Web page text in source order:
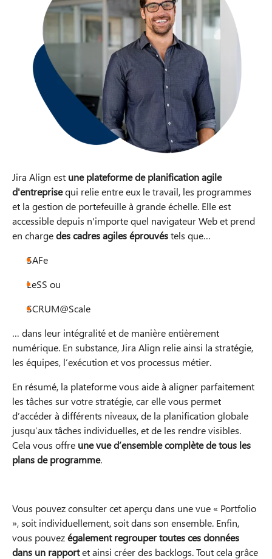
Jira Align est une plateforme de planification agile
d'entreprisequi relie entre eux le travail, les programmes
et la gestion de portefeuille à grande échelle. Elle est
accessible depuis n'importe quel navigateur Web et prend
en chargedes cadres agiles éprouvéstels que…
SAFe
LeSS ou
SCRUM@Scale
… dans leur intégralité et de manière entièrement
numérique. En substance, Jira Align relie ainsi la stratégie,
les équipes, l’exécution et vos processus métier.
En résumé, la plateforme vous aide à aligner parfaitement
les tâches sur votre stratégie, car elle vous permet
d’accéder à différents niveaux, de la planification globale
jusqu’aux tâches individuelles, et de les rendre visibles.
Cela vous offre une vue d’ensemble complète de tous les
plans de programme.
Vous pouvez consulter cet aperçu dans une vue « Portfolio
», soit individuellement, soit dans son ensemble. Enfin,
vous pouvezégalement regrouper toutes ces données
dans un rapportet ainsi créer des backlogs. Tout cela grâce